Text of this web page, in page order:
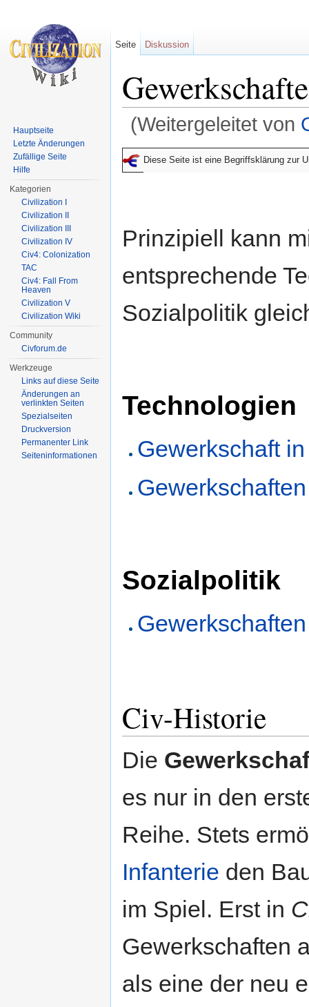
(Weitergeleitet von
Diese Seite ist eine Begriffsklärung zur
Prinzipiell kann
entsprechende
Sozialpolitik
Technologien
Gewerkschaft
Sozialpolitik
Civ-Historie
Die
es nur in den
Reihe. Stets
Infanterie den
im Spiel. Erst in
Gewerkschaften
als eine der neu
Seite Diskussion
Hauptseite
Letzte Änderungen
Zufällige Seite
Hilfe
Kategorien
Civilization I
Civilization II
Civilization III
Civilization IV
Civ4: Colonization
TAC
Civ4: Fall From
Heaven
Civilization V
Civilization Wiki
Community
Civforum.de
Werkzeuge
Links auf diese Seite
Änderungen an
verlinkten Seiten
Spezialseiten
Druckversion
Permanenter Link
Seiten­informationen